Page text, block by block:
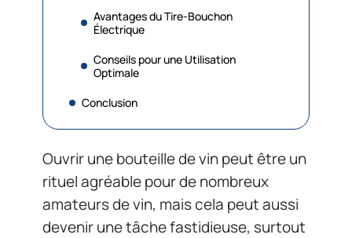
Avantages du Tire-Bouchon
Électrique
Conseils pour une Utilisation
Optimale
Conclusion
Ouvrir une bouteille de vin peut être un
rituel agréable pour de nombreux
amateurs de vin, mais cela peut aussi
devenir une tâche fastidieuse, surtout